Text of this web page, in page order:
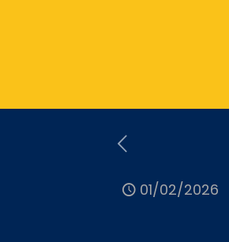
01/02/2026